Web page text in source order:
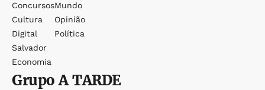
Concursos
Cultura
Digital
Salvador
Economia
Mundo
Opinião
Política
GrupoA TARDE